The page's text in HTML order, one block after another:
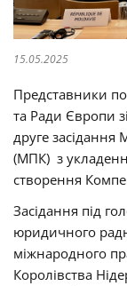
15.05.2025
Представники
та Ради Європи
друге засідання
(МПК) з
створення
Засідання під
юридичного
міжнародного
Королівства